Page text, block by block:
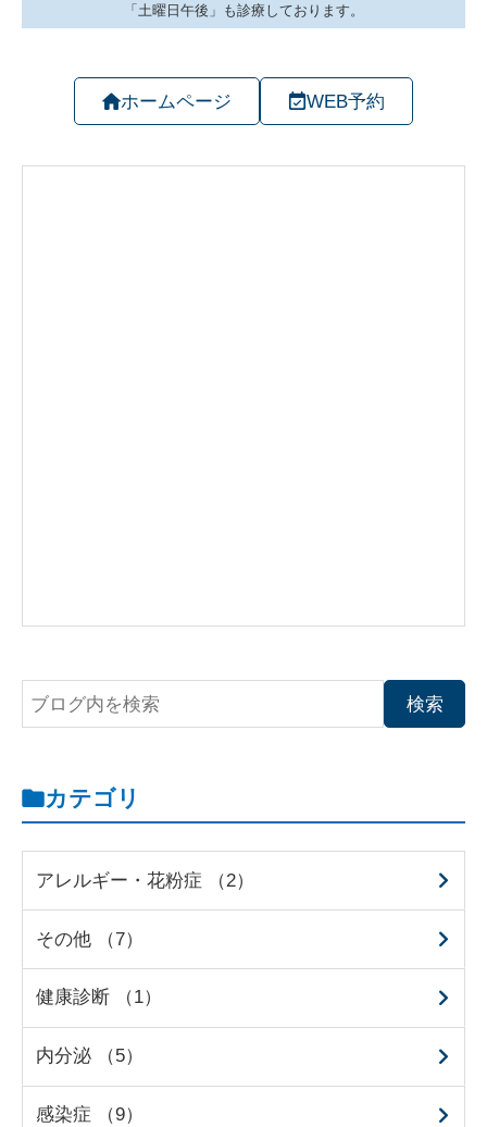
ホームページ WEB予約
カテゴリ
アレルギー・花粉症 （2）
その他 （7）
健康診断 （1）
内分泌 （5）
感染症 （9）